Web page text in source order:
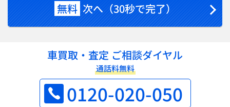
無料 次へ（30秒で完了）
車買取・査定 ご相談ダイヤル
通話料無料
0120-020-050